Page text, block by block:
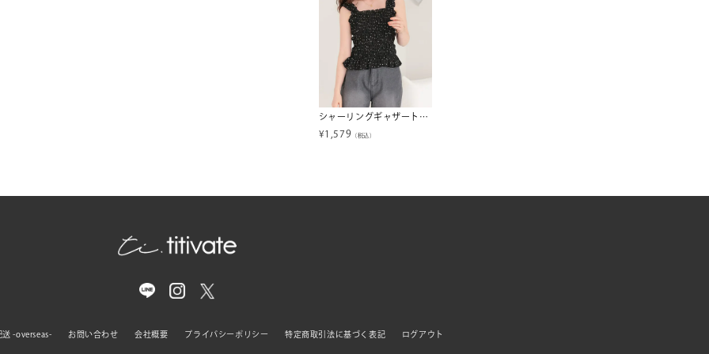
シャーリングギャザートップス【メール便可／90】
¥1,579 （税込）
送 -overseas- お問い合わせ 会社概要 プライバシーポリシー 特定商取引法に基づく表記 ログアウト